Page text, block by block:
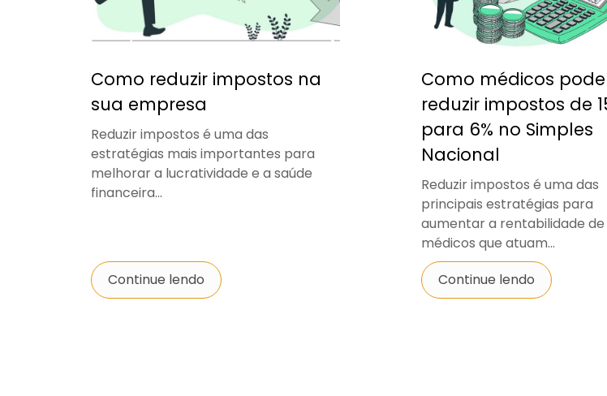
Como reduzir impostos na
sua empresa
Reduzir impostos é uma das
estratégias mais importantes para
melhorar a lucratividade e a saúde
financeira...
Continue lendo
Como médicos
reduzir impostos de
para 6% no Simples
Nacional
Reduzir impostos é uma das
principais estratégias para
aumentar a rentabilidade de
médicos que atuam...
Continue lendo